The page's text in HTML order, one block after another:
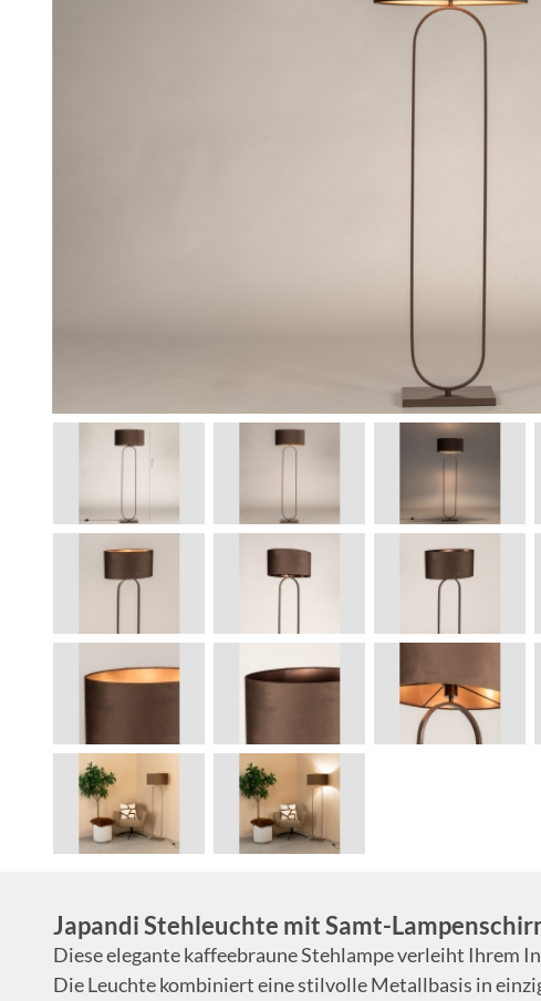
Japandi Stehleuchte mit Samt-
Diese elegante kaffeebraune Stehlampe verleiht Ihrem
Die Leuchte kombiniert eine stilvolle Metallbasis in